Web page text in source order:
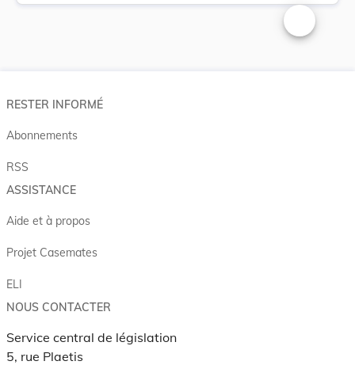
Changer la
RESTER INFORMÉ
Abonnements
RSS
ASSISTANCE
Aide et à propos
Projet Casemates
ELI
NOUS CONTACTER
Service central de législation
5, rue Plaetis